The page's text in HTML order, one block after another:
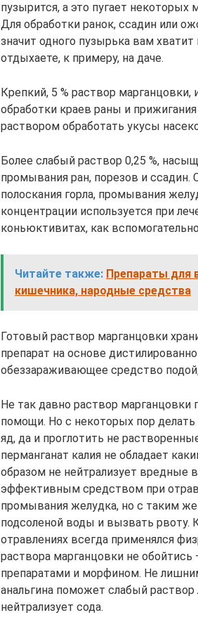
пузырится, а это пугает
Для обработки ранок, ссадин или
значит одного пузырька вам
отдыхаете, к примеру, на даче.
Крепкий, 5 % раствор
обработки краев раны и
раствором обработать укусы
Более слабый раствор 0,25 %,
промывания ран, порезов и
полоскания горла, промывания
концентрации используется при
коньюктивитах, как
Читайте также: Препараты для
кишечника, народные средства
Готовый раствор марганцовки
препарат на основе
обеззараживающее средство
Не так давно раствор марганцовки
помощи. Но с некоторых пор делать
яд, да и проглотить не
перманганат калия не обладает
образом не нейтрализует вредные
эффективным средством при
промывания желудка, но с таким
подсоленой воды и вызвать рвоту.
отравлениях всегда применялся
раствора марганцовки не
препаратами и морфином. Не
анальгина поможет слабый
нейтрализует сода.